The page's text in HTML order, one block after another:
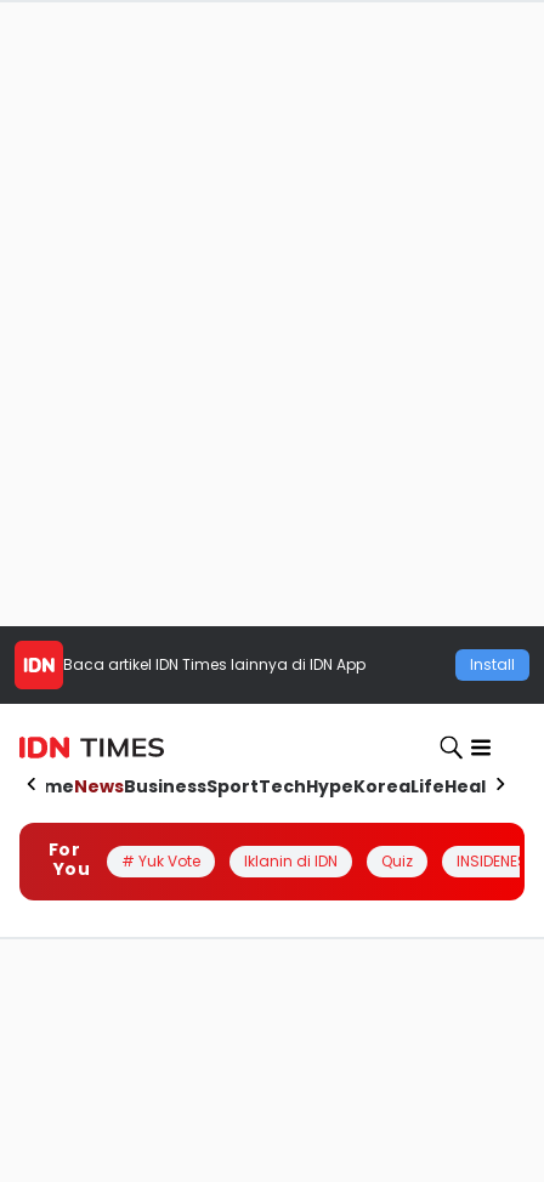
Baca artikel IDN Times lainnya di IDN App Install
HomeNewsBusinessSportTechHypeKoreaLifeHealth
For
You
# Yuk Vote Iklanin di IDN Quiz INSIDENESIA